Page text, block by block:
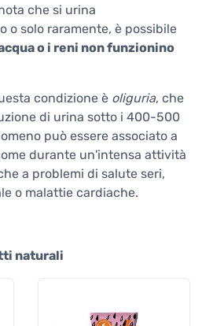
che si urina
o solo raramente, è possibile
o i reni non funzionino
condizione è oliguria, che
di urina sotto i 400-500
può essere associato a
durante un'intensa attività
a problemi di salute seri,
o malattie cardiache.
naturali